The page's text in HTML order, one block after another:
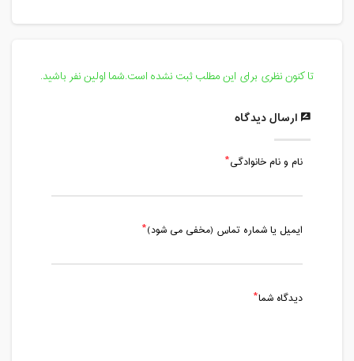
مدت کلاس : 01:15 ساعت
تا کنون نظری برای این مطلب ثبت نشده است.شما اولین نفر باشید.
ارسال دیدگاه
نام و نام خانوادگی
ایمیل یا شماره تماس (مخفی می شود)
دیدگاه شما